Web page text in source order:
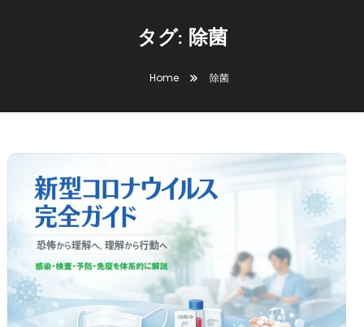
タグ: 除菌
Home 除菌